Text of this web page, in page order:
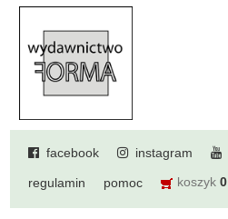
facebook instagram
regulamin pomoc koszyk 0